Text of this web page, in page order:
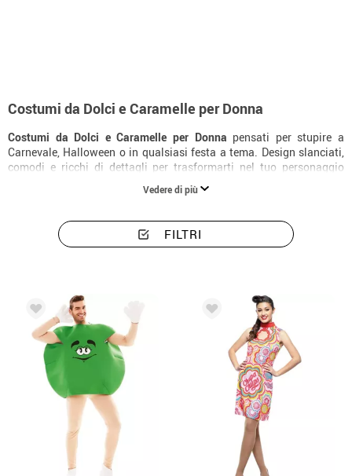
Costumi da Dolci e Caramelle per Donna
Costumi da Dolci e Caramelle per Donna pensati per stupire a
Carnevale, Halloween o in qualsiasi festa a tema. Design slanciati,
comodi e ricchi di dettagli per trasformarti nel tuo personaggio
Vedere di più
FILTRI